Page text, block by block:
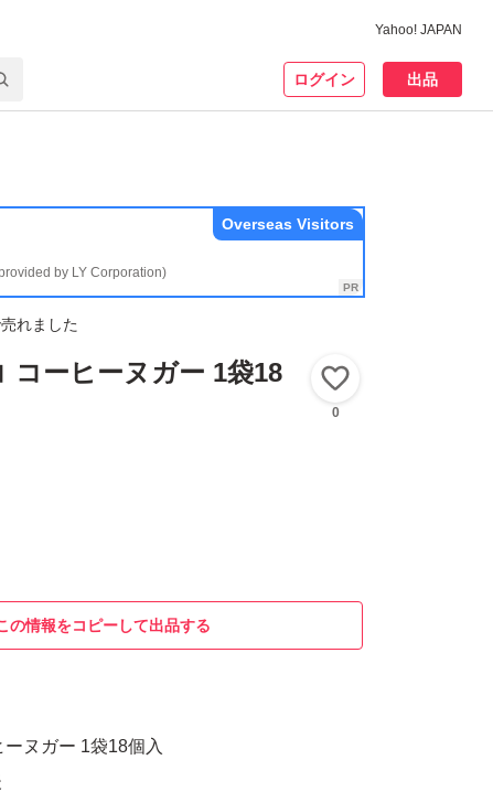
Yahoo! JAPAN
ログイン 出品
by LY Corporation)
Overseas Visitors
れました
コーヒーヌガー 1袋18
0
の情報をコピーして出品する
ヌガー 1袋18個入